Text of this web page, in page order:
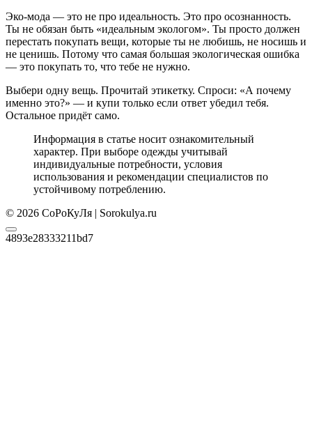
Эко-мода — это не про идеальность. Это про осознанность.
Ты не обязан быть «идеальным экологом». Ты просто должен
перестать покупать вещи, которые ты не любишь, не носишь и
не ценишь. Потому что самая большая экологическая ошибка
— это покупать то, что тебе не нужно.
Выбери одну вещь. Прочитай этикетку. Спроси: «А почему
именно это?» — и купи только если ответ убедил тебя.
Остальное придёт само.
Информация в статье носит ознакомительный
характер. При выборе одежды учитывай
индивидуальные потребности, условия
использования и рекомендации специалистов по
устойчивому потреблению.
© 2026 СоРоКуЛя | Sorokulya.ru
4893e28333211bd7